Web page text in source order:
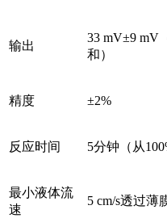
输出
33 mV±9 mV
和）
精度 ±2%
反应时间 5分钟（从
最小液体流
速
5 cm/s透过薄